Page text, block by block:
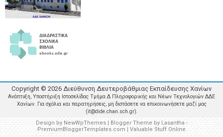
Copyright © 2026 Διεύθυνση Δευτεροβάθμιας Εκπαίδευσης Χανίων
Ανάπτυξη, Υποστήριξη Ιστοσελίδας Τμήμα Δ Πληροφορικής και Νέων Τεχνολογιών ΔΔΕ
Χανίων. Για σχόλια και παρατηρήσεις, μη διστάσετε να επικοινωνήσετε μαζί μας
(it@dide.chan.sch.gr).
Design byNewWpThemes| Blogger Theme by Lasantha-
PremiumBloggerTemplates.com | Valuable Stuff Online